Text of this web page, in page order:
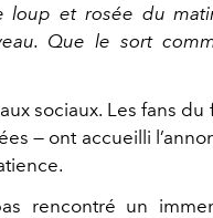
loup et rosée du
Que le sort
sociaux. Les fans
— ont accueilli
rencontré un